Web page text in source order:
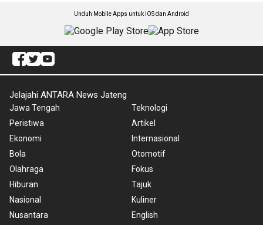
Unduh Mobile Apps untuk iOS dan Android
Jelajahi ANTARA News Jateng
Jawa Tengah
Peristiwa
Ekonomi
Bola
Olahraga
Hiburan
Nasional
Nusantara
Teknologi
Artikel
Internasional
Otomotif
Fokus
Tajuk
Kuliner
English